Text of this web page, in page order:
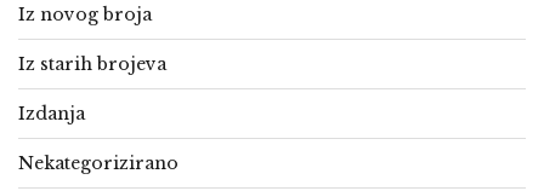
Iz novog broja
Iz starih brojeva
Izdanja
Nekategorizirano